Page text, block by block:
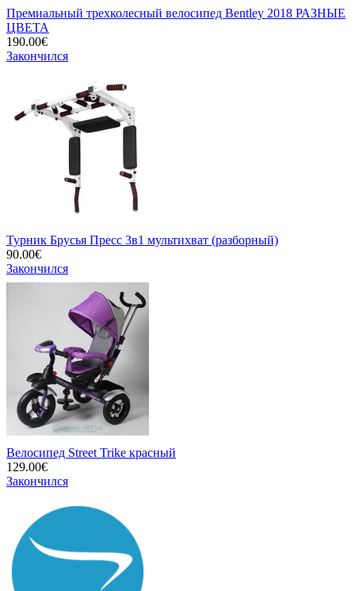
Премиальный трехколесный велосипед Bentley 2018 РАЗНЫЕ
ЦВЕТА
190.00€
Закончился
Турник Брусья Пресс 3в1 мультихват (разборный)
90.00€
Закончился
Велосипед Street Trike красный
129.00€
Закончился